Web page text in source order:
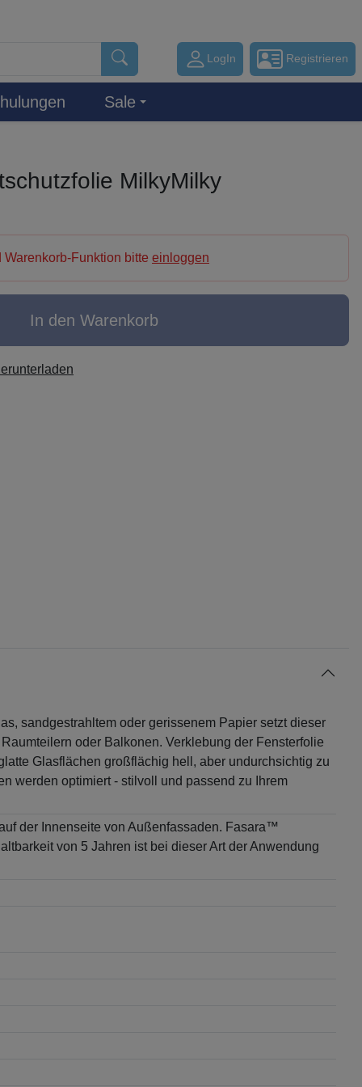
LogIn Registrieren
Sale
MilkyMilky
Funktion bitte einloggen
In den Warenkorb
sandgestrahltem oder gerissenem Papier setzt dieser
oder Balkonen. Verklebung der Fensterfolie
Glasflächen großflächig hell, aber undurchsichtig zu
werden optimiert - stilvoll und passend zu Ihrem
der Innenseite von Außenfassaden. Fasara™
von 5 Jahren ist bei dieser Art der Anwendung